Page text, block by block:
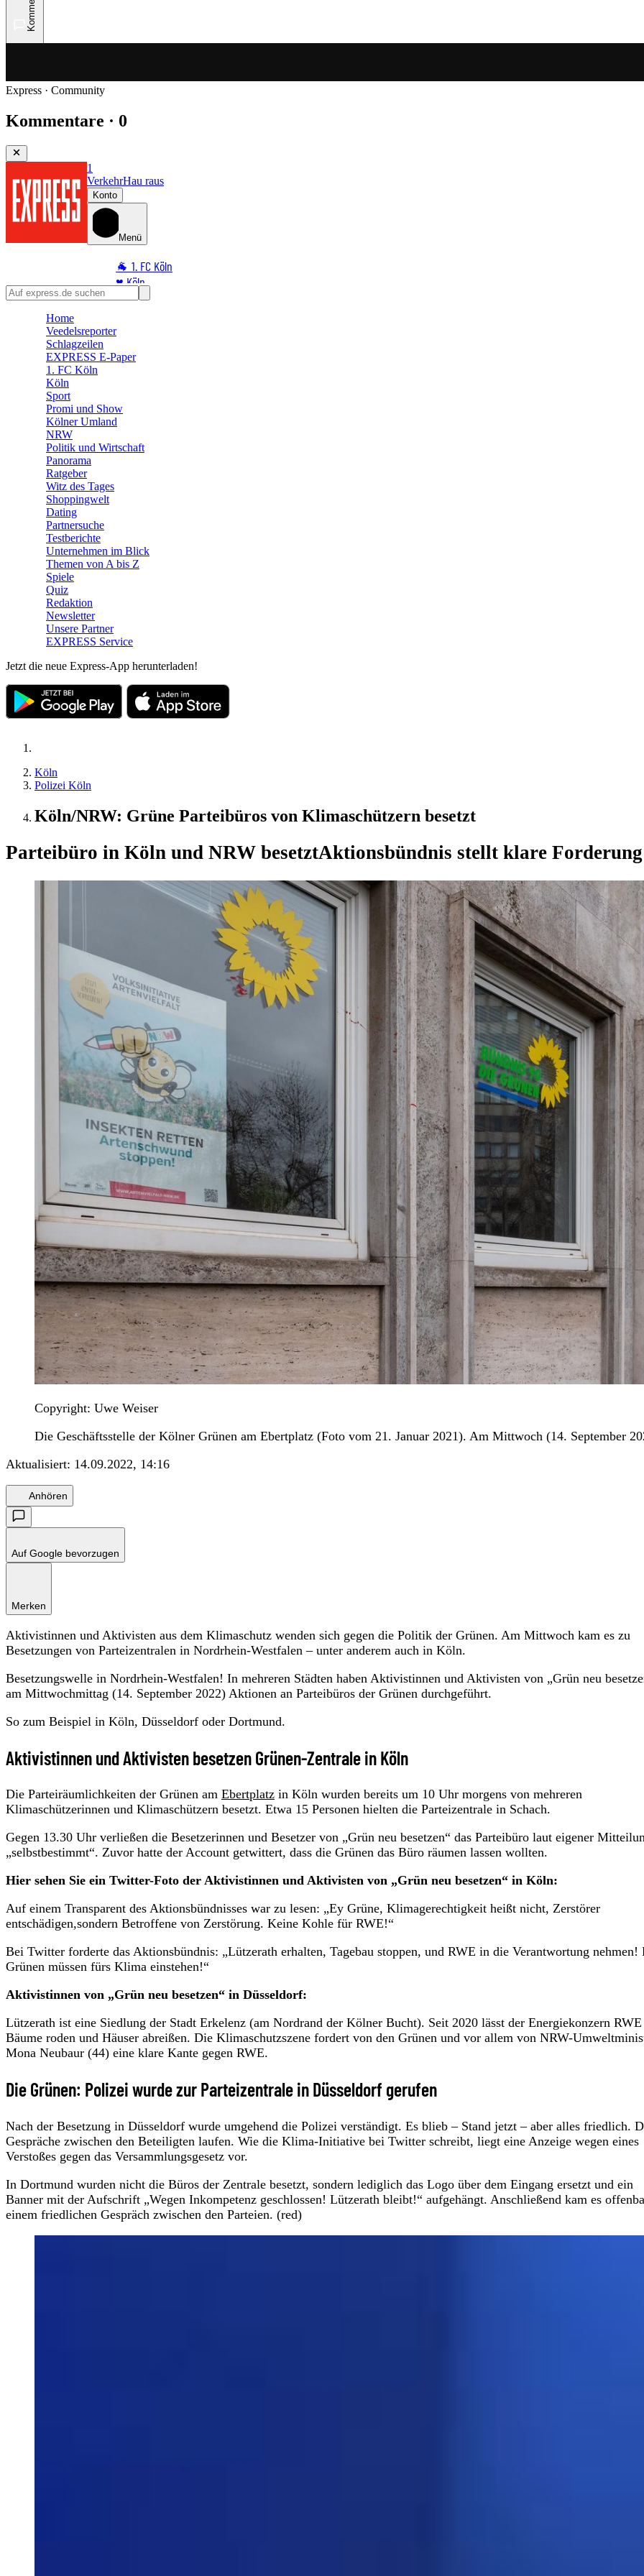
Express · Community
Kommentare · 0
1
VerkehrHau raus
Konto
Menü
🐐 1. FC Köln
♥️ Köln
⭐ Promi
🛒 Shoppingwelt
🧩 Spiele
Home
Veedelsreporter
Schlagzeilen
EXPRESS E-Paper
1. FC Köln
Köln
Sport
Promi und Show
Kölner Umland
NRW
Politik und Wirtschaft
Panorama
Ratgeber
Witz des Tages
Shoppingwelt
Dating
Partnersuche
Testberichte
Unternehmen im Blick
Themen von A bis Z
Spiele
Quiz
Redaktion
Newsletter
Unsere Partner
EXPRESS Service
Jetzt die neue Express-App herunterladen!
Köln
Polizei Köln
Köln/NRW: Grüne Parteibüros von Klimaschützern besetzt
Parteibüro in Köln und NRW besetztAktionsbündnis stellt klare
Copyright: Uwe Weiser
Die Geschäftsstelle der Kölner Grünen am Ebertplatz (Foto vom 21. Januar 2021). Am Mittwoch (14. September
Aktualisiert: 14.09.2022, 14:16
Anhören
Auf Google bevorzugen
Merken
Aktivistinnen und Aktivisten aus dem Klimaschutz wenden sich gegen die Politik der Grünen. Am Mittwoch kam es zu
Besetzungen von Parteizentralen in Nordrhein-Westfalen – unter anderem auch in Köln.
Besetzungswelle in Nordrhein-Westfalen! In mehreren Städten haben Aktivistinnen und Aktivisten von „Grün neu
am Mittwochmittag (14. September 2022) Aktionen an Parteibüros der Grünen durchgeführt.
So zum Beispiel in Köln, Düsseldorf oder Dortmund.
Aktivistinnen und Aktivisten besetzen Grünen-Zentrale in Köln
Die Parteiräumlichkeiten der Grünen am Ebertplatz in Köln wurden bereits um 10 Uhr morgens von mehreren
Klimaschützerinnen und Klimaschützern besetzt. Etwa 15 Personen hielten die Parteizentrale in Schach.
Gegen 13.30 Uhr verließen die Besetzerinnen und Besetzer von „Grün neu besetzen“ das Parteibüro laut eigener
„selbstbestimmt“. Zuvor hatte der Account getwittert, dass die Grünen das Büro räumen lassen wollten.
Hier sehen Sie ein Twitter-Foto der Aktivistinnen und Aktivisten von „Grün neu besetzen“ in Köln:
Auf einem Transparent des Aktionsbündnisses war zu lesen: „Ey Grüne, Klimagerechtigkeit heißt nicht, Zerstörer
entschädigen,sondern Betroffene von Zerstörung. Keine Kohle für RWE!“
Bei Twitter forderte das Aktionsbündnis: „Lützerath erhalten, Tagebau stoppen, und RWE in die Verantwortung nehmen!
Grünen müssen fürs Klima einstehen!“
Aktivistinnen von „Grün neu besetzen“ in Düsseldorf:
Lützerath ist eine Siedlung der Stadt Erkelenz (am Nordrand der Kölner Bucht). Seit 2020 lässt der Energiekonzern
Bäume roden und Häuser abreißen. Die Klimaschutzszene fordert von den Grünen und vor allem von NRW-
Mona Neubaur (44) eine klare Kante gegen RWE.
Die Grünen: Polizei wurde zur Parteizentrale in Düsseldorf gerufen
Nach der Besetzung in Düsseldorf wurde umgehend die Polizei verständigt. Es blieb – Stand jetzt – aber alles friedlich.
Gespräche zwischen den Beteiligten laufen. Wie die Klima-Initiative bei Twitter schreibt, liegt eine Anzeige wegen eines
Verstoßes gegen das Versammlungsgesetz vor.
In Dortmund wurden nicht die Büros der Zentrale besetzt, sondern lediglich das Logo über dem Eingang ersetzt und ein
Banner mit der Aufschrift „Wegen Inkompetenz geschlossen! Lützerath bleibt!“ aufgehängt. Anschließend kam es
einem friedlichen Gespräch zwischen den Parteien. (red)